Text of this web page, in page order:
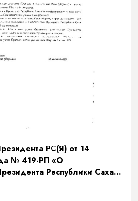
РС(Я) от 14
№ 419-РП «О
Республики Саха